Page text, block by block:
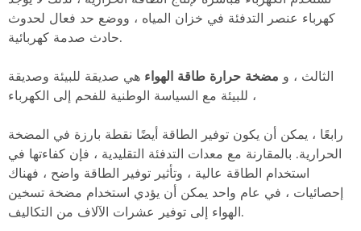
كهرباء عنصر التدفئة في خزان المياه ، ووضع حد فعال لحدوث
حادث صدمة كهربائية.
الثالث ، و مضخة حرارة طاقة الهواء هي صديقة للبيئة وصديقة
للبيئة مع السياسة الوطنية للفحم إلى الكهرباء ،
رابعًا ، يمكن أن يكون توفير الطاقة أيضًا نقطة بارزة في المضخة
الحرارية. بالمقارنة مع معدات التدفئة التقليدية ، فإن كفاءتها في
استخدام الطاقة عالية ، وتأثير توفير الطاقة واضح ، فهناك
إحصائيات ، في عام واحد يمكن أن يؤدي استخدام مضخة تسخين
الهواء إلى توفير عشرات الآلاف من التكاليف.